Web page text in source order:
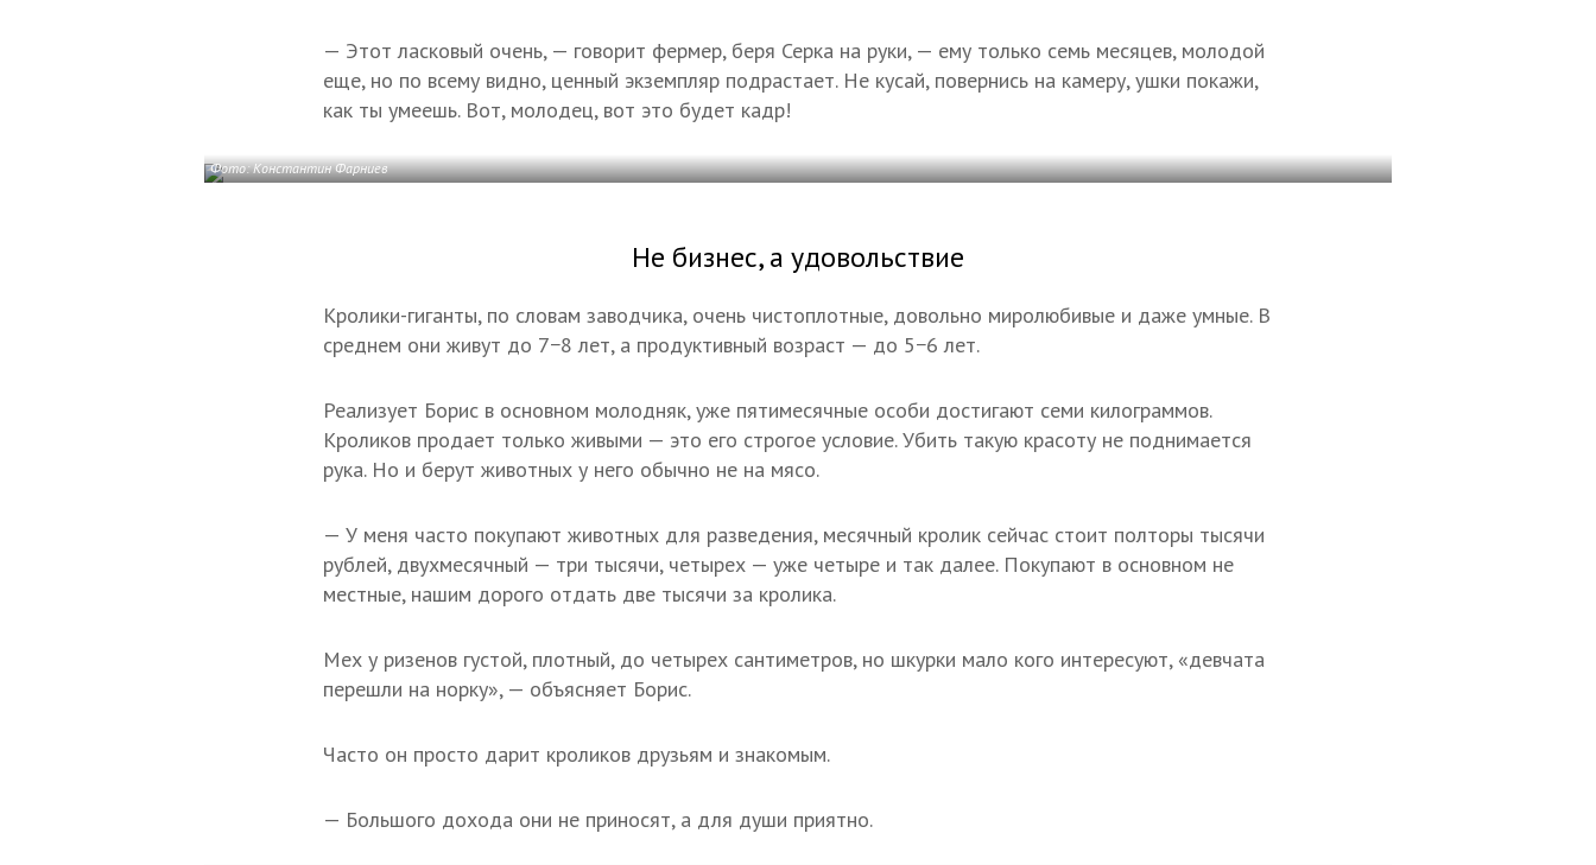
— Этот ласковый очень, — говорит фермер, беря Серка на руки, — ему только семь месяцев, молодой
еще, но по всему видно, ценный экземпляр подрастает. Не кусай, повернись на камеру, ушки покажи,
как ты умеешь. Вот, молодец, вот это будет кадр!
Фото: Константин Фарниев
Не бизнес, а удовольствие
Кролики-гиганты, по словам заводчика, очень чистоплотные, довольно миролюбивые и даже умные. В
среднем они живут до 7−8 лет, а продуктивный возраст — до 5−6 лет.
Реализует Борис в основном молодняк, уже пятимесячные особи достигают семи килограммов.
Кроликов продает только живыми — это его строгое условие. Убить такую красоту не поднимается
рука. Но и берут животных у него обычно не на мясо.
— У меня часто покупают животных для разведения, месячный кролик сейчас стоит полторы тысячи
рублей, двухмесячный — три тысячи, четырех — уже четыре и так далее. Покупают в основном не
местные, нашим дорого отдать две тысячи за кролика.
Мех у ризенов густой, плотный, до четырех сантиметров, но шкурки мало кого интересуют, «девчата
перешли на норку», — объясняет Борис.
Часто он просто дарит кроликов друзьям и знакомым.
— Большого дохода они не приносят, а для души приятно.